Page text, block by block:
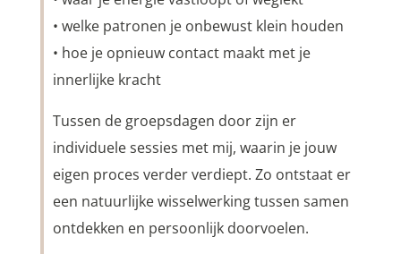
• welke patronen je onbewust klein houden
• hoe je opnieuw contact maakt met je
innerlijke kracht
Tussen de groepsdagen door zijn er
individuele sessies met mij, waarin je jouw
eigen proces verder verdiept. Zo ontstaat er
een natuurlijke wisselwerking tussen samen
ontdekken en persoonlijk doorvoelen.